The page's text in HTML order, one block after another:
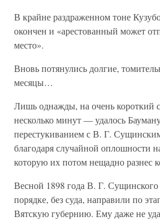
В крайне раздраженном тоне
окончен и «арестованный может
место».
Вновь потянулись долгие,
месяцы…
Лишь однажды, на очень короткий
несколько минут — удалось
перестукиванием с В. Г.
благодаря случайной оплошности
которую их потом нещадно разнес
Весной 1898 года В. Г.
порядке, без суда, направили по
Вятскую губернию. Ему даже не